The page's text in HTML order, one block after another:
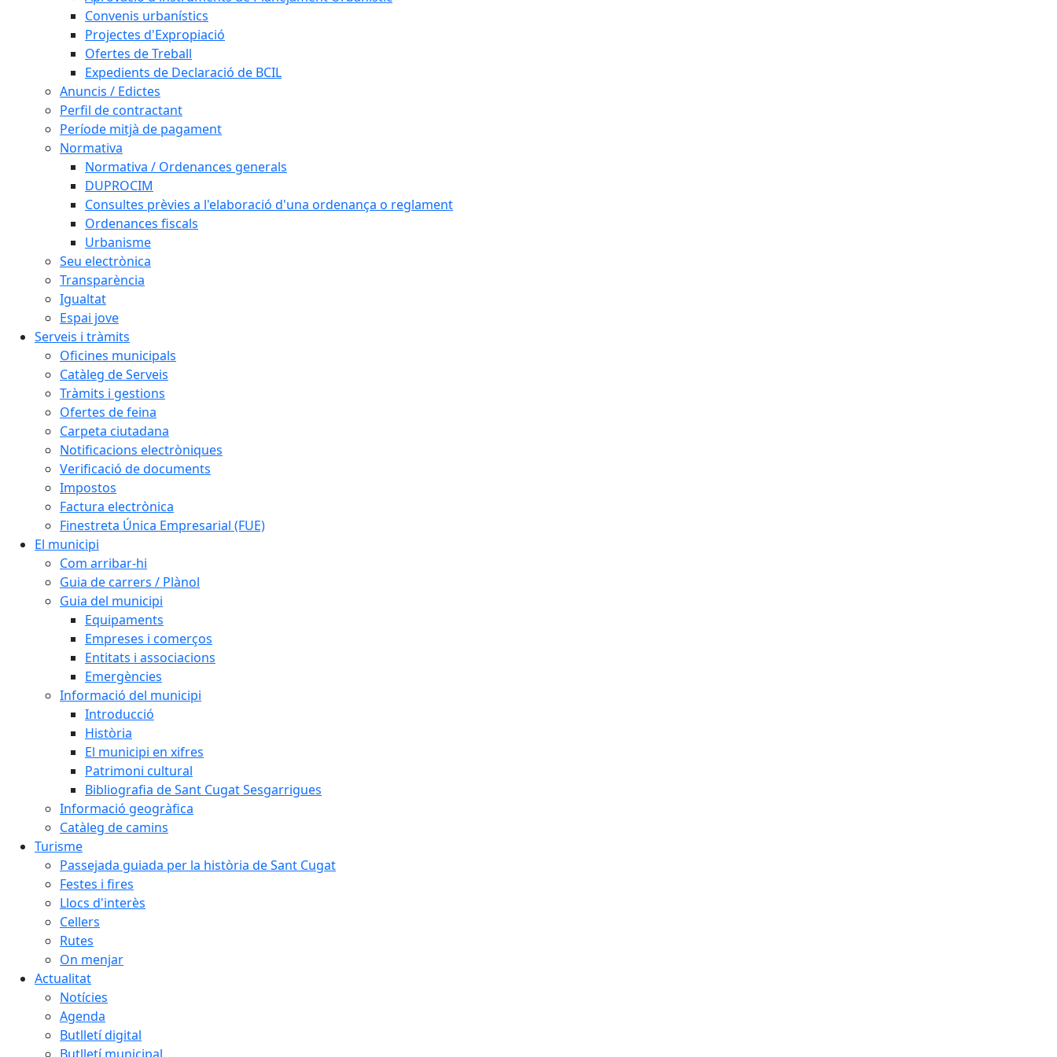
Convenis urbanístics
Projectes d'Expropiació
Ofertes de Treball
Expedients de Declaració de BCIL
Anuncis / Edictes
Perfil de contractant
Període mitjà de pagament
Normativa
Normativa / Ordenances generals
DUPROCIM
Consultes prèvies a l'elaboració d'una ordenança o reglament
Ordenances fiscals
Urbanisme
Seu electrònica
Transparència
Igualtat
Espai jove
Serveis i tràmits
Oficines municipals
Catàleg de Serveis
Tràmits i gestions
Ofertes de feina
Carpeta ciutadana
Notificacions electròniques
Verificació de documents
Impostos
Factura electrònica
Finestreta Única Empresarial (FUE)
El municipi
Com arribar-hi
Guia de carrers / Plànol
Guia del municipi
Equipaments
Empreses i comerços
Entitats i associacions
Emergències
Informació del municipi
Introducció
Història
El municipi en xifres
Patrimoni cultural
Bibliografia de Sant Cugat Sesgarrigues
Informació geogràfica
Catàleg de camins
Turisme
Passejada guiada per la història de Sant Cugat
Festes i fires
Llocs d'interès
Cellers
Rutes
On menjar
Actualitat
Notícies
Agenda
Butlletí digital